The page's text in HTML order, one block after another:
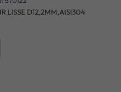
LISSE D12,2MM,AISI304